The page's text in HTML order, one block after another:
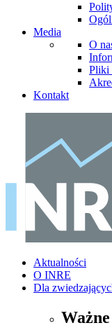
Media
O
Pliki
Kontakt
Aktualności
O INRE
Dla